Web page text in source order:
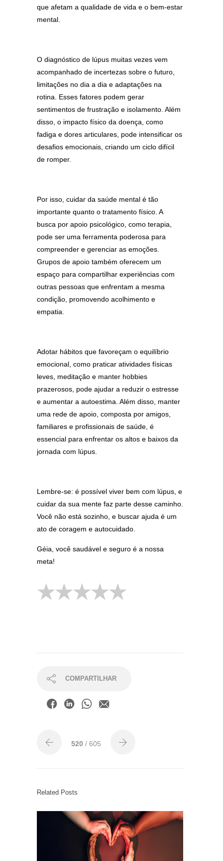
que afetam a qualidade de vida e o bem-estar
mental.
O diagnóstico de lúpus muitas vezes vem
acompanhado de incertezas sobre o futuro,
limitações no dia a dia e adaptações na
rotina. Esses fatores podem gerar
sentimentos de frustração e isolamento. Além
disso, o impacto físico da doença, como
fadiga e dores articulares, pode intensificar os
desafios emocionais, criando um ciclo difícil
de romper.
Por isso, cuidar da saúde mental é tão
importante quanto o tratamento físico. A
busca por apoio psicológico, como terapia,
pode ser uma ferramenta poderosa para
compreender e gerenciar as emoções.
Grupos de apoio também oferecem um
espaço para compartilhar experiências com
outras pessoas que enfrentam a mesma
condição, promovendo acolhimento e
empatia.
Adotar hábitos que favoreçam o equilíbrio
emocional, como praticar atividades físicas
leves, meditação e manter hobbies
prazerosos, pode ajudar a reduzir o estresse
e aumentar a autoestima. Além disso, manter
uma rede de apoio, composta por amigos,
familiares e profissionais de saúde, é
essencial para enfrentar os altos e baixos da
jornada com lúpus.
Lembre-se: é possível viver bem com lúpus, e
cuidar da sua mente faz parte desse caminho.
Você não está sozinho, e buscar ajuda é um
ato de coragem e autocuidado.
Géia, você saudável e seguro é a nossa
meta!
COMPARTILHAR
520 / 605
Related Posts